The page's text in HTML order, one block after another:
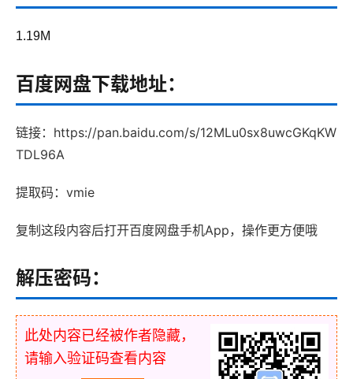
1.19M
百度网盘下载地址：
链接：https://pan.baidu.com/s/12MLu0sx8uwcGKqKW
TDL96A
提取码：vmie
复制这段内容后打开百度网盘手机App，操作更方便哦
解压密码：
此处内容已经被作者隐藏，
请输入验证码查看内容